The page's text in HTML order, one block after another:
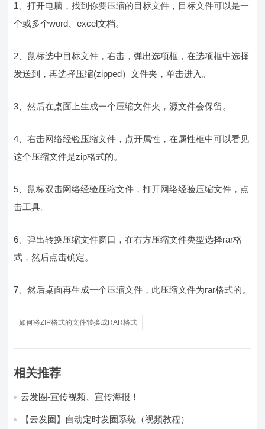
1、打开电脑，找到你要压缩的目标文件，目标文件可以是一
个或多个word、excel文档。
2、鼠标选中目标文件，右击，弹出选项框，在选项框中选择
发送到，再选择压缩(zipped）文件夹，单击进入。
3、然后在桌面上生成一个压缩文件夹，源文件会保留。
4、右击网络经验压缩文件，点开属性，在属性框中可以看见
这个压缩文件是zip格式的。
5、鼠标双击网络经验压缩文件，打开网络经验压缩文件，点
击工具。
6、弹出转换压缩文件窗口，在右方压缩文件类型选择rar格
式，然后点击确定。
7、然后桌面再生成一个压缩文件，此压缩文件为rar格式的。
如何将ZIP格式的文件转换成RAR格式
相关推荐
云发圈-宣传视频、宣传海报！
【云发圈】自动定时发圈系统（视频教程）